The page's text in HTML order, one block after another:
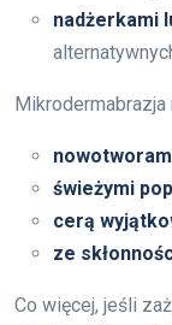
nadżerkami
świeżymi
cerą
ze
Co więcej, jeśli